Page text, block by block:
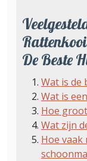
De Beste
Wat is de
Wat is
Hoe
Wat zijn
Hoe vaak